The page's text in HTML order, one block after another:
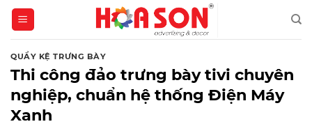
Skip
content
QUẦY KỆ TRƯNG BÀY
Thi công đảo trưng bày tivi chuyên
nghiệp, chuẩn hệ thống Điện Máy
Xanh